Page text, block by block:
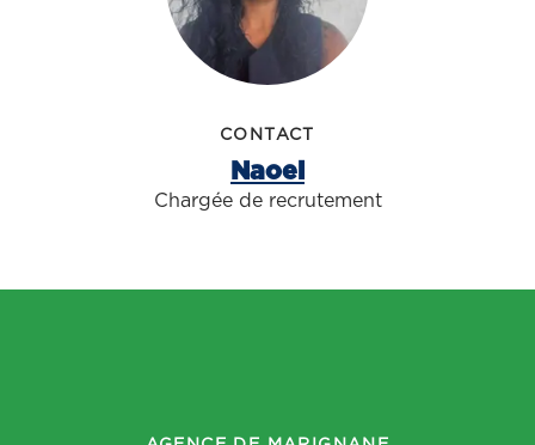
CONTACT
Naoel
Chargée de recrutement